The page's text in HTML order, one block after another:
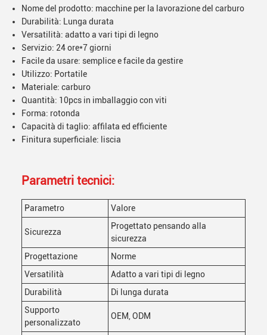
Nome del prodotto: macchine per la lavorazione del carburo
Durabilità: Lunga durata
Versatilità: adatto a vari tipi di legno
Servizio: 24 ore*7 giorni
Facile da usare: semplice e facile da gestire
Utilizzo: Portatile
Materiale: carburo
Quantità: 10pcs in imballaggio con viti
Forma: rotonda
Capacità di taglio: affilata ed efficiente
Finitura superficiale: liscia
Parametri tecnici:
Parametro Valore
Sicurezza
Progettato pensando alla
sicurezza
Progettazione
Norme
Versatilità
Adatto a vari tipi di legno
Durabilità
Di lunga durata
Supporto
personalizzato
OEM, ODM